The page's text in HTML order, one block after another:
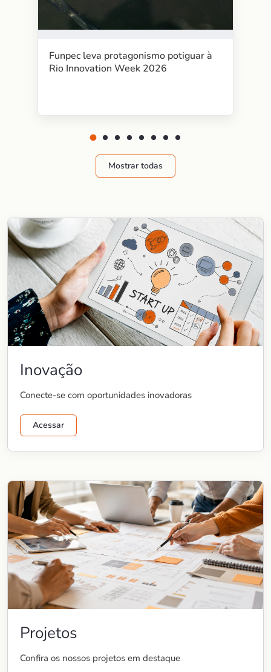
Funpec leva protagonismo potiguar à
Rio Innovation Week 2026
Mostrar todas
Inovação
Conecte-se com oportunidades inovadoras
Acessar
Projetos
Confira os nossos projetos em destaque